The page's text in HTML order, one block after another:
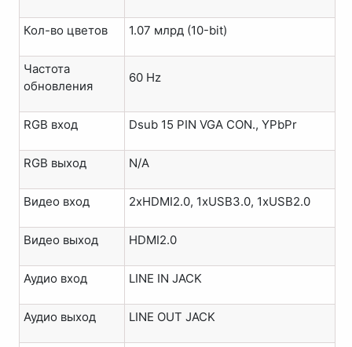
Кол-во цветов 1.07 млрд (10-bit)
Частота
обновления
60 Hz
RGB вход Dsub 15 PIN VGA CON., YPbPr
RGB выход N/A
Видео вход 2xHDMI2.0, 1xUSB3.0, 1xUSB2.0
Видео выход HDMI2.0
Аудио вход LINE IN JACK
Аудио выход LINE OUT JACK